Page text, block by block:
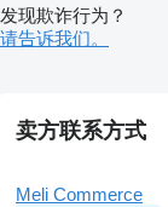
发现欺诈行为？
请告诉我们。
卖方联系方式
Meli Commerce